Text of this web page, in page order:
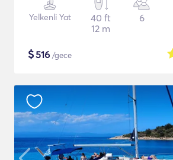
Yelkenli Yat
40 ft
12 m
6
$516 /gece